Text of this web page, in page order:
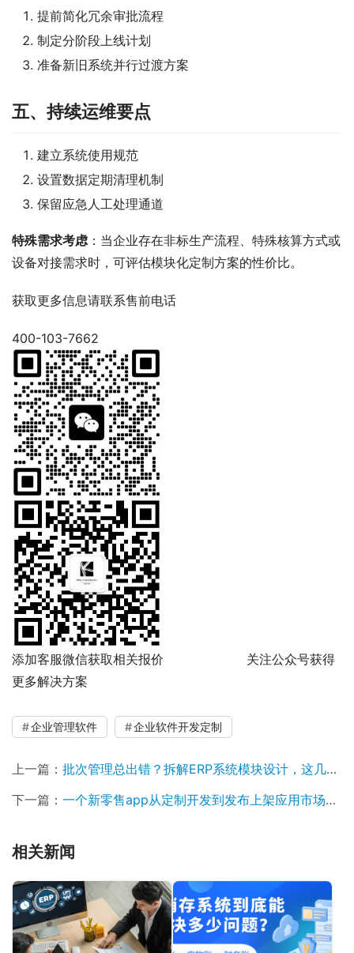
提前简化冗余审批流程
制定分阶段上线计划
准备新旧系统并行过渡方案
五、持续运维要点
建立系统使用规范
设置数据定期清理机制
保留应急人工处理通道
特殊需求考虑 ：当企业存在非标生产流程、特殊核算方式或
设备对接需求时，可评估模块化定制方案的性价比。
获取更多信息请联系售前电话
400-103-7662
添加客服微信获取相关报价 关注公众号获得
更多解决方案
企业管理软件 企业软件开发定制
上一篇： 批次管理总出错？拆解ERP系统模块设计，这几个关键点决定库存准确性
下一篇： 一个新零售app从定制开发到发布上架应用市场的全流程
相关新闻